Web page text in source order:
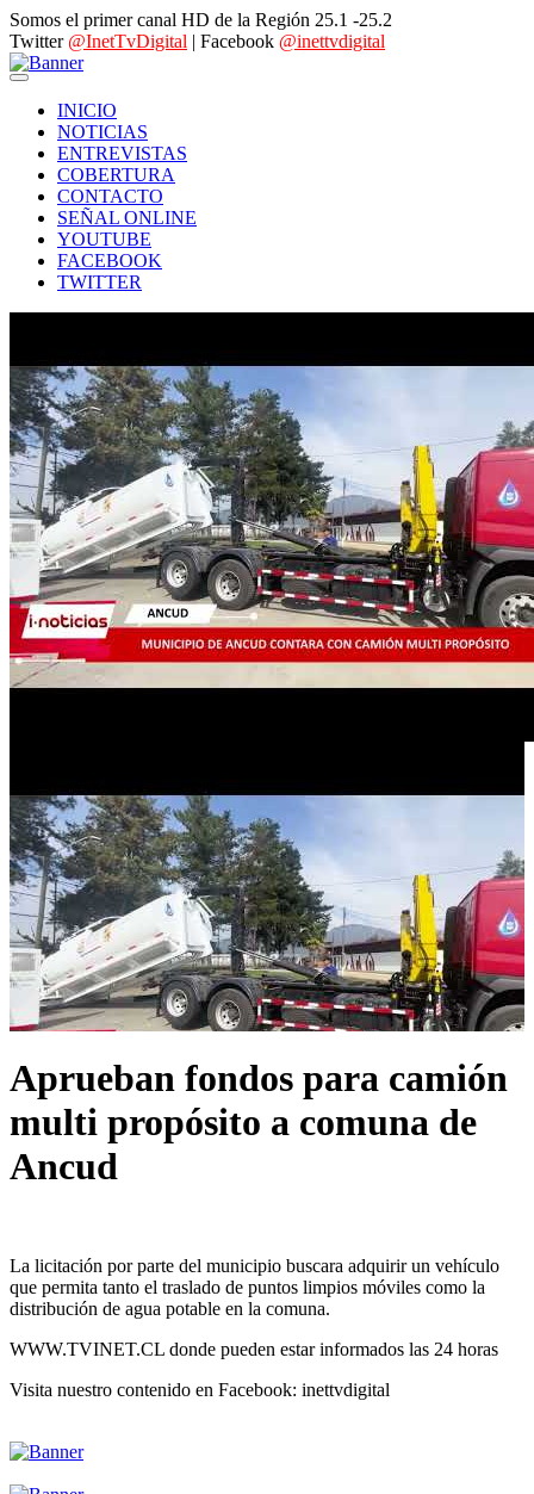
Somos el primer canal HD de la Región 25.1 -25.2
Twitter @InetTvDigital | Facebook @inettvdigital
INICIO
NOTICIAS
ENTREVISTAS
COBERTURA
CONTACTO
SEÑAL ONLINE
YOUTUBE
FACEBOOK
TWITTER
Aprueban fondos para camión
multi propósito a comuna de
Ancud
La licitación por parte del municipio buscara adquirir un vehículo
que permita tanto el traslado de puntos limpios móviles como la
distribución de agua potable en la comuna.
WWW.TVINET.CL donde pueden estar informados las 24 horas
Visita nuestro contenido en Facebook: inettvdigital